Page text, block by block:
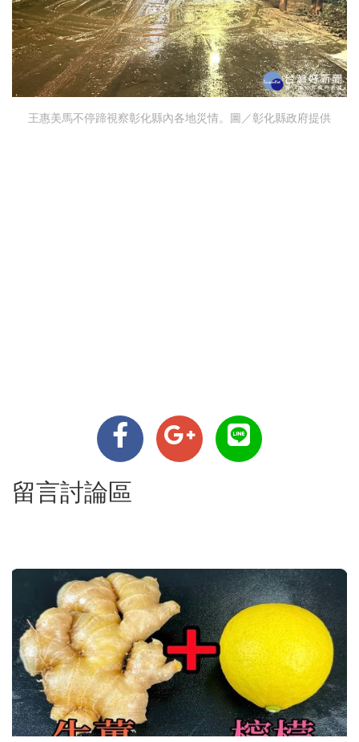
王惠美馬不停蹄視察彰化縣內各地災情。圖／彰化縣政府提供
留言討論區